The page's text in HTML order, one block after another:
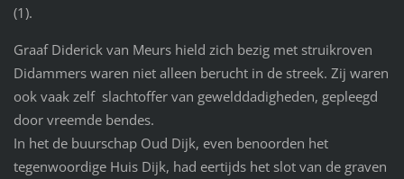
(1).
Graaf Diderick van Meurs hield zich bezig met struikroven
Didammers waren niet alleen berucht in de streek. Zij waren
ook vaak zelf slachtoffer van gewelddadigheden, gepleegd
door vreemde bendes.
In het de buurschap Oud Dijk, even benoorden het
tegenwoordige Huis Dijk, had eertijds het slot van de graven